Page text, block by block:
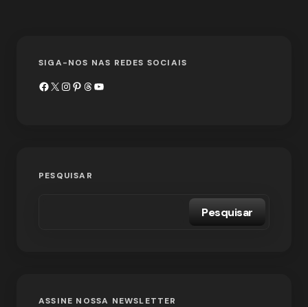
SIGA-NOS NAS REDES SOCIAIS
PESQUISAR
Pesquisar
ASSINE NOSSA NEWSLETTER